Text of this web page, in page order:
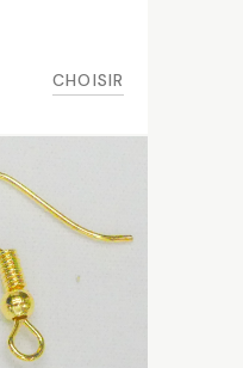
CHOISIR